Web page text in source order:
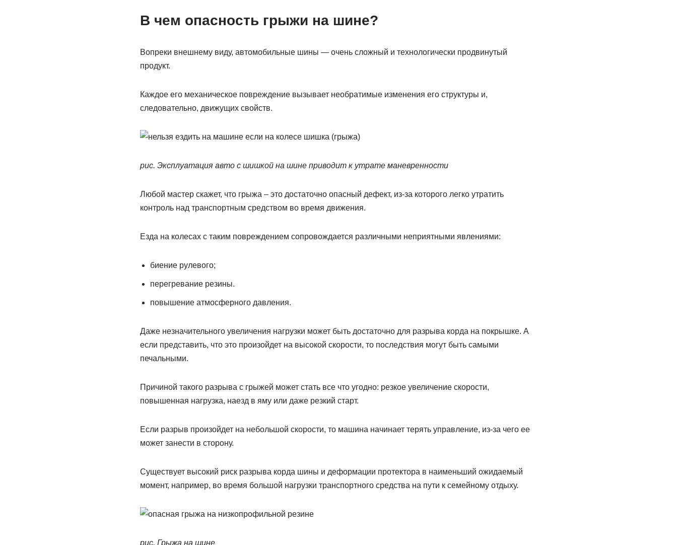
В чем опасность грыжи на шине?
Вопреки внешнему виду, автомобильные шины — очень сложный и технологически продвинутый
продукт.
Каждое его механическое повреждение вызывает необратимые изменения его структуры и,
следовательно, движущих свойств.
рис. Эксплуатация авто с шишкой на шине приводит к утрате маневренности
Любой мастер скажет, что грыжа – это достаточно опасный дефект, из-за которого легко утратить
контроль над транспортным средством во время движения.
Езда на колесах с таким повреждением сопровождается различными неприятными явлениями:
биение рулевого;
перегревание резины.
повышение атмосферного давления.
Даже незначительного увеличения нагрузки может быть достаточно для разрыва корда на покрышке. А
если представить, что это произойдет на высокой скорости, то последствия могут быть самыми
печальными.
Причиной такого разрыва с грыжей может стать все что угодно: резкое увеличение скорости,
повышенная нагрузка, наезд в яму или даже резкий старт.
Если разрыв произойдет на небольшой скорости, то машина начинает терять управление, из-за чего ее
может занести в сторону.
Существует высокий риск разрыва корда шины и деформации протектора в наименьший ожидаемый
момент, например, во время большой нагрузки транспортного средства на пути к семейному отдыху.
рис. Грыжа на шине